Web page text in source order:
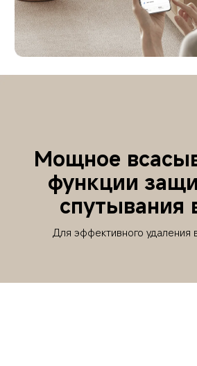
Мощное
функции
спутывания
Для эффективного удаления